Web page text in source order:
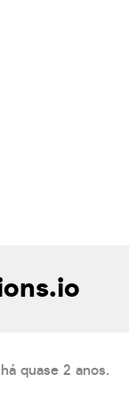
quase 2 anos.